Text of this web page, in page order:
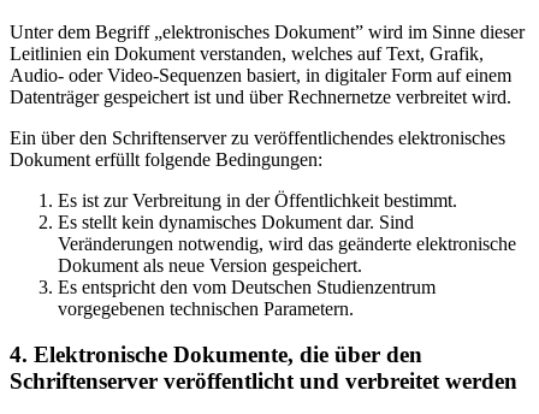
Unter dem Begriff „elektronisches Dokument” wird im Sinne dieser
Leitlinien ein Dokument verstanden, welches auf Text, Grafik,
Audio- oder Video-Sequenzen basiert, in digitaler Form auf einem
Datenträger gespeichert ist und über Rechnernetze verbreitet wird.
Ein über den Schriftenserver zu veröffentlichendes elektronisches
Dokument erfüllt folgende Bedingungen:
Es ist zur Verbreitung in der Öffentlichkeit bestimmt.
Es stellt kein dynamisches Dokument dar. Sind
Veränderungen notwendig, wird das geänderte elektronische
Dokument als neue Version gespeichert.
Es entspricht den vom Deutschen Studienzentrum
vorgegebenen technischen Parametern.
4. Elektronische Dokumente, die über den
Schriftenserver veröffentlicht und verbreitet werden